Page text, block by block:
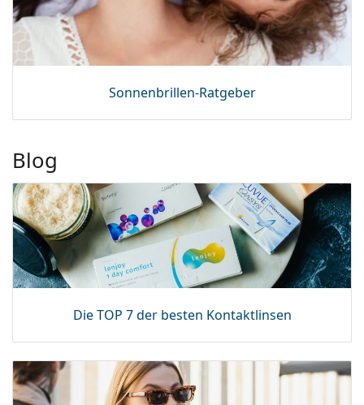
Sonnenbrillen-Ratgeber
Blog
Die TOP 7 der besten Kontaktlinsen